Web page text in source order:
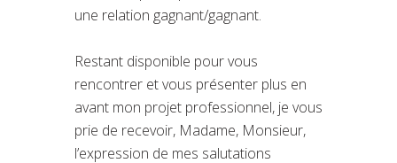
une relation gagnant/gagnant.
Restant disponible pour vous
rencontrer et vous présenter plus en
avant mon projet professionnel, je vous
prie de recevoir, Madame, Monsieur,
l’expression de mes salutations